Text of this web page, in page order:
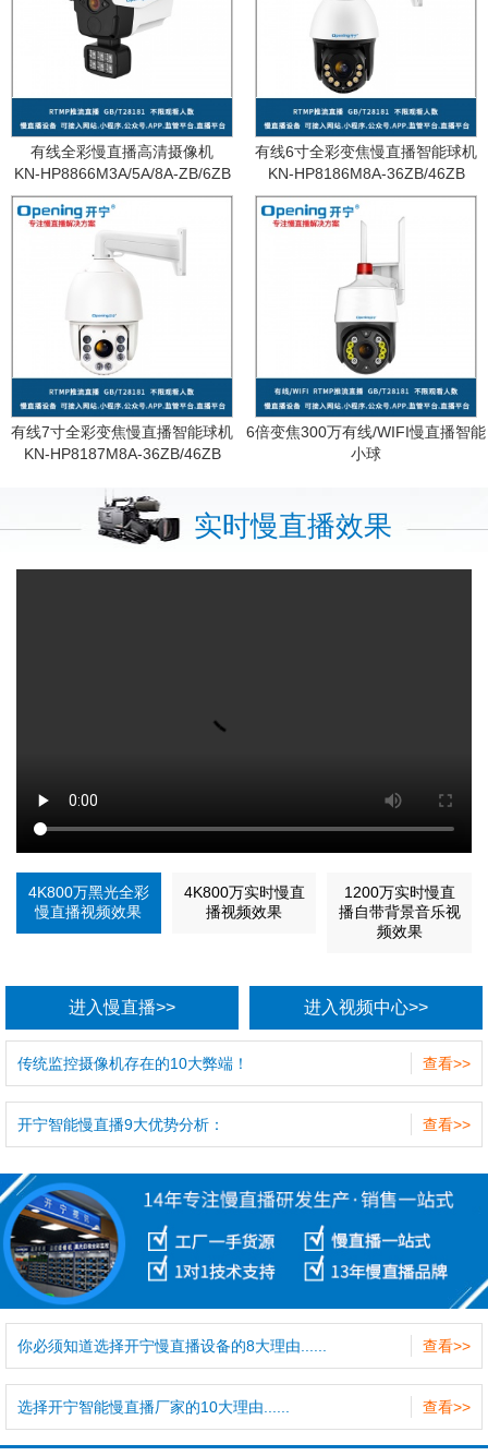
有线全彩慢直播高清摄像机
KN-HP8866M3A/5A/8A-ZB/6ZB
有线6寸全彩变焦慢直播智能球机
KN-HP8186M8A-36ZB/46ZB
有线7寸全彩变焦慢直播智能球机
KN-HP8187M8A-36ZB/46ZB
6倍变焦300万有线/WIFI慢直播智能
小球
实时慢直播效果
4K800万黑光全彩
慢直播视频效果
4K800万实时慢直
播视频效果
1200万实时慢直
播自带背景音乐视
频效果
进入慢直播>> 进入视频中心>>
查看>>
传统监控摄像机存在的10大弊端！
查看>>
开宁智能慢直播9大优势分析：
查看>>
你必须知道选择开宁慢直播设备的8大理由......
查看>>
选择开宁智能慢直播厂家的10大理由......